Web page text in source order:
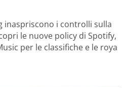
inaspriscono i controlli sulla
le nuove policy di Spotify,
per le classifiche e le roya